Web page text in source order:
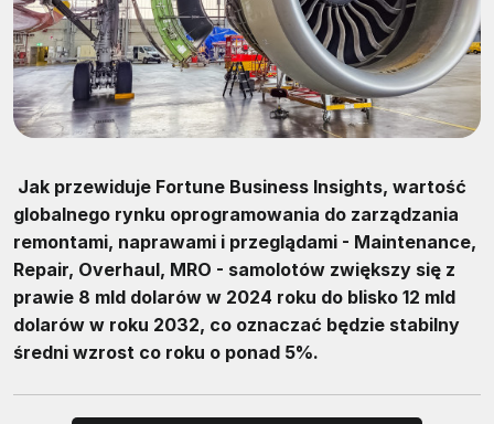
Jak przewiduje Fortune Business Insights, wartość
globalnego rynku oprogramowania do zarządzania
remontami, naprawami i przeglądami - Maintenance,
Repair, Overhaul, MRO - samolotów zwiększy się z
prawie 8 mld dolarów w 2024 roku do blisko 12 mld
dolarów w roku 2032, co oznaczać będzie stabilny
średni wzrost co roku o ponad 5%.